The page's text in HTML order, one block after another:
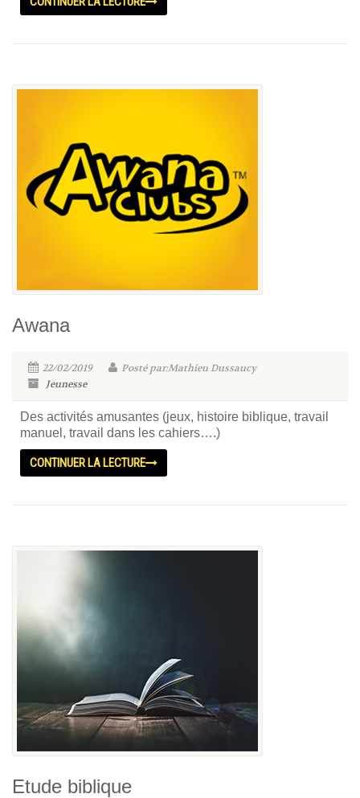
Awana
22/02/2019
Posté par:Mathieu Dussaucy
Jeunesse
Des activités amusantes (jeux, histoire biblique, travail
manuel, travail dans les cahiers….)
CONTINUER LA LECTURE
Etude biblique